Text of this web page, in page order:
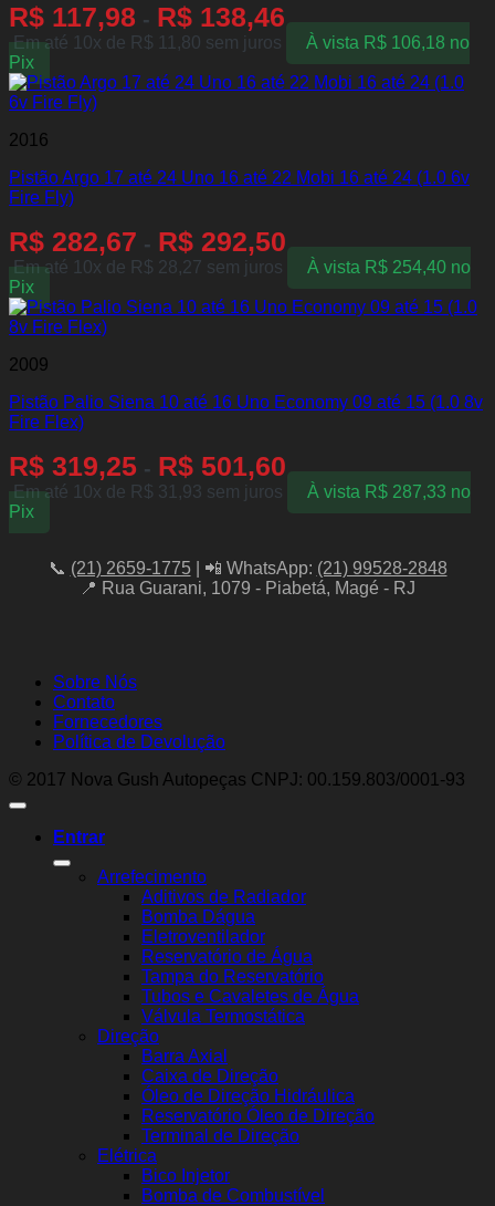
R$ 117,98 - R$ 138,46
Em até 10x de R$ 11,80 sem juros À vista R$106,18 no
Pix
2016
Pistão Argo 17 até 24 Uno 16 até 22 Mobi 16 até 24 (1.0 6v
Fire Fly)
R$ 282,67 - R$ 292,50
Em até 10x de R$ 28,27 sem juros À vista R$254,40 no
Pix
2009
Pistão Palio Siena 10 até 16 Uno Economy 09 até 15 (1.0 8v
Fire Flex)
R$ 319,25 - R$ 501,60
Em até 10x de R$ 31,93 sem juros À vista R$287,33 no
Pix
📞 (21) 2659-1775| 📲 WhatsApp: (21) 99528-2848
📍 Rua Guarani, 1079 - Piabetá, Magé - RJ
Sobre Nós
Contato
Fornecedores
Política de Devolução
© 2017 Nova Gush Autopeças CNPJ: 00.159.803/0001-93
Entrar
Arrefecimento
Aditivos de Radiador
Bomba Dágua
Eletroventilador
Reservatório de Água
Tampa do Reservatório
Tubos e Cavaletes de Água
Válvula Termostática
Direção
Barra Axial
Caixa de Direção
Óleo de Direção Hidráulica
Reservatório Óleo de Direção
Terminal de Direção
Elétrica
Bico Injetor
Bomba de Combustível